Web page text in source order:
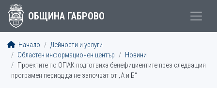
ОБЩИНА ГАБРОВО
Начало
Дейности и услуги
Областен информационен център
Новини
Проектите по ОПАК подготвиха бенефициентите през следващия
програмен период да не започват от „А и Б“